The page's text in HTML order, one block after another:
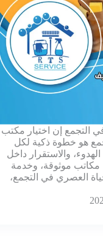
التجمع إن اختيار مكتب
هو خطوة ذكية لكل
والاستقرار داخل
مكاتب موثوقة، وخدمة
العصري في التجمع،